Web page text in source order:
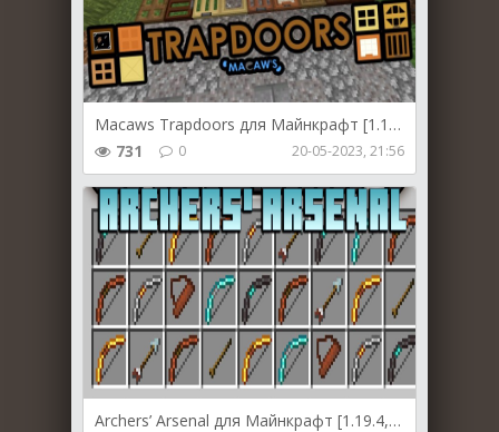
Macaws Trapdoors для Майнкрафт [1.19.4, 1.19.3, 1.19.2]
731
0 20-05-2023, 21:56
Archers’ Arsenal для Майнкрафт [1.19.4, 1.19.3, 1.19.2]